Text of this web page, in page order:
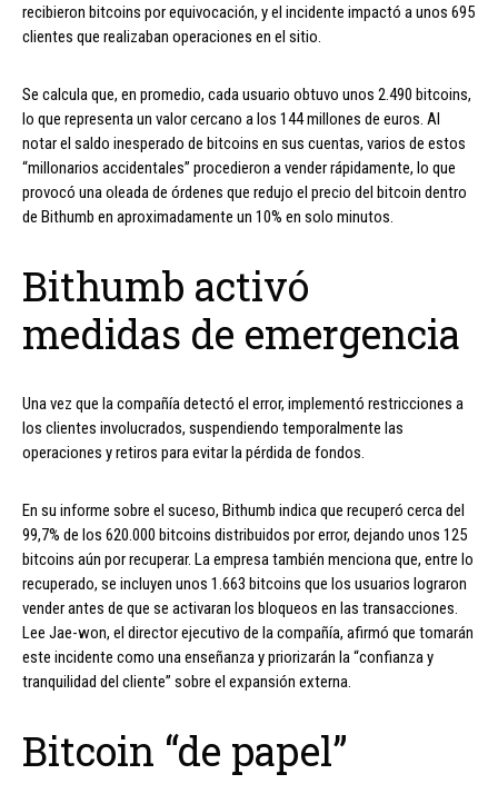
recibieron bitcoins por equivocación, y el incidente impactó a unos 695
clientes que realizaban operaciones en el sitio.
Se calcula que, en promedio, cada usuario obtuvo unos 2.490 bitcoins,
lo que representa un valor cercano a los 144 millones de euros. Al
notar el saldo inesperado de bitcoins en sus cuentas, varios de estos
“millonarios accidentales” procedieron a vender rápidamente, lo que
provocó una oleada de órdenes que redujo el precio del bitcoin dentro
de Bithumb en aproximadamente un 10% en solo minutos.
Bithumb activó
medidas de emergencia
Una vez que la compañía detectó el error, implementó restricciones a
los clientes involucrados, suspendiendo temporalmente las
operaciones y retiros para evitar la pérdida de fondos.
En su informe sobre el suceso, Bithumb indica que recuperó cerca del
99,7% de los 620.000 bitcoins distribuidos por error, dejando unos 125
bitcoins aún por recuperar. La empresa también menciona que, entre lo
recuperado, se incluyen unos 1.663 bitcoins que los usuarios lograron
vender antes de que se activaran los bloqueos en las transacciones.
Lee Jae-won, el director ejecutivo de la compañía, afirmó que tomarán
este incidente como una enseñanza y priorizarán la “confianza y
tranquilidad del cliente” sobre el expansión externa.
Bitcoin “de papel”